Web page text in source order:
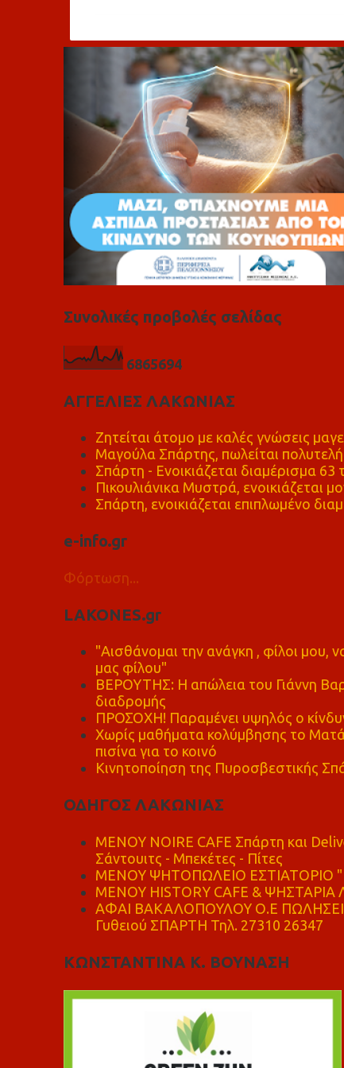
λ
Συνολικές προβολές σελίδας
6865694
ΑΓΓΕΛΙΕΣ ΛΑΚΩΝΙΑΣ
Ζητείται άτομο με καλές γνώσεις
Μαγούλα Σπάρτης, πωλείται
Σπάρτη - Ενοικιάζεται διαμέρισμα 63
Πικουλιάνικα Μυστρά, ενοικιάζεται
Σπάρτη, ενοικιάζεται επιπλωμένο
e-info.gr
Φόρτωση...
LAKONES.gr
"Αισθάνομαι την ανάγκη , φίλοι μου,
μας φίλου"
ΒΕΡΟΥΤΗΣ: Η απώλεια του Γιάννη
διαδρομής
ΠΡΟΣΟΧΗ! Παραμένει υψηλός ο
Χωρίς μαθήματα κολύμβησης το
πισίνα για το κοινό
Κινητοποίηση της Πυροσβεστικής
ΟΔΗΓΟΣ ΛΑΚΩΝΙΑΣ
MENOY NOIRE CAFE Σπάρτη και
Σάντουιτς - Μπεκέτες - Πίτες
ΜΕΝΟΥ ΨΗΤΟΠΩΛΕΙΟ ΕΣΤΙΑΤΟΡΙΟ "
ΜΕΝΟΥ HISTORY CAFE & ΨΗΣΤΑΡΙΑ
ΑΦΑΙ ΒΑΚΑΛΟΠΟΥΛΟΥ Ο.Ε
Γυθειού ΣΠΑΡΤΗ Τηλ. 27310 26347
ΚΩΝΣΤΑΝΤΙΝΑ Κ. ΒΟΥΝΑΣΗ